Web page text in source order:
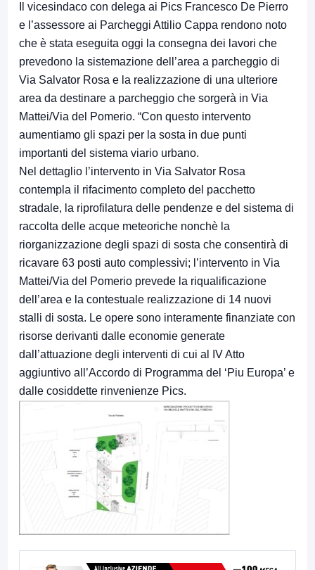
Il vicesindaco con delega ai Pics Francesco De Pierro
e l’assessore ai Parcheggi Attilio Cappa rendono noto
che è stata eseguita oggi la consegna dei lavori che
prevedono la sistemazione dell’area a parcheggio di
Via Salvator Rosa e la realizzazione di una ulteriore
area da destinare a parcheggio che sorgerà in Via
Mattei/Via del Pomerio. “Con questo intervento
aumentiamo gli spazi per la sosta in due punti
importanti del sistema viario urbano.
Nel dettaglio l’intervento in Via Salvator Rosa
contempla il rifacimento completo del pacchetto
stradale, la riprofilatura delle pendenze e del sistema di
raccolta delle acque meteoriche nonchè la
riorganizzazione degli spazi di sosta che consentirà di
ricavare 63 posti auto complessivi; l’intervento in Via
Mattei/Via del Pomerio prevede la riqualificazione
dell’area e la contestuale realizzazione di 14 nuovi
stalli di sosta. Le opere sono interamente finanziate con
risorse derivanti dalle economie generate
dall’attuazione degli interventi di cui al IV Atto
aggiuntivo all’Accordo di Programma del ‘Piu Europa’ e
dalle cosiddette rinvenienze Pics.